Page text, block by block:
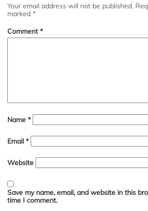
Your email address will not be published.
marked *
Comment*
Name *
Email *
Website
Save my name, email, and website in this
time I comment.